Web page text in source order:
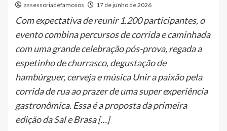
assessoriadefamosos 17 de junho de 2026
Com expectativa de reunir 1.200 participantes, o
evento combina percursos de corrida e caminhada
com uma grande celebração pós-prova, regada a
espetinho de churrasco, degustação de
hambúrguer, cerveja e música Unir a paixão pela
corrida de rua ao prazer de uma super experiência
gastronômica. Essa é a proposta da primeira
edição da Sal e Brasa […]